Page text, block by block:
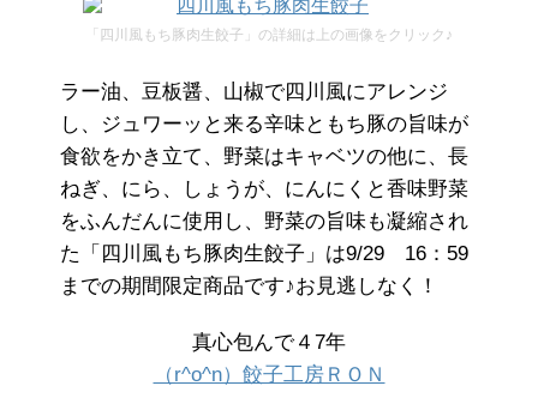
「四川風もち豚肉生餃子」の詳細は上の画像をクリック♪
ラー油、豆板醤、山椒で四川風にアレンジ
し、ジュワーッと来る辛味ともち豚の旨味が
食欲をかき立て、野菜はキャベツの他に、長
ねぎ、にら、しょうが、にんにくと香味野菜
をふんだんに使用し、野菜の旨味も凝縮され
た「四川風もち豚肉生餃子」は9/29 16：59
までの期間限定商品です♪お見逃しなく！
真心包んで４7年
（r^o^n）餃子工房ＲＯＮ